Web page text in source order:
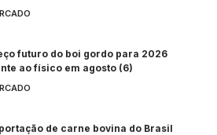
futuro do boi gordo para 2026
ao físico em agosto (6)
de carne bovina do Brasil